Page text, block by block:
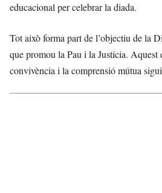
educacional per celebrar la diada.
Tot això forma part de l’objectiu de la
que promou la Pau i la Justícia.
convivència i la comprensió mútua